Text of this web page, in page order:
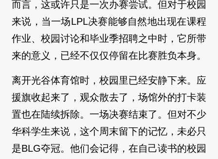
而言，这或许只是一次办赛尝试。但对于校园
来说，当一场LPL决赛能够自然地出现在课程
作业、校园讨论和毕业季招聘之中时，它所带
来的意义，已经不仅仅停留在比赛胜负本身。
离开光谷体育馆时，校园里已经安静下来。应
援旗收起来了，观众散去了，场馆外的打卡装
置也在陆续拆除。一场决赛结束了。但对不少
华科学生来说，这个周末留下的记忆，未必只
是BLG夺冠。他们会记得，在自己读书的校园